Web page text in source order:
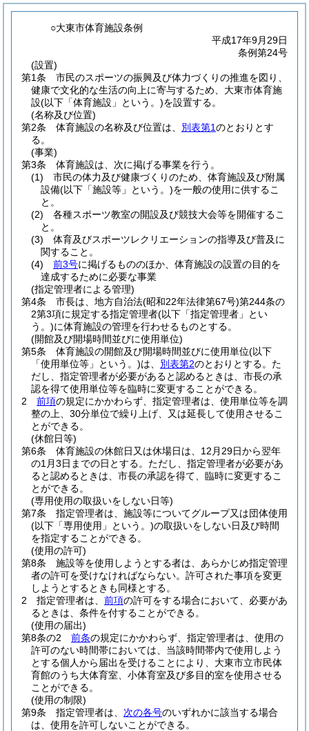
○大東市体育施設条例
平成17年9月29日
条例第24号
(設置)
第1条
市民のスポーツの振興及び体力づくりの推進を図り、
健康で文化的な生活の向上に寄与するため、大東市体育施
設(以下「体育施設」という。)を設置する。
(名称及び位置)
第2条
体育施設の名称及び位置は、 別表第1のとおりとす
る。
(事業)
第3条
体育施設は、次に掲げる事業を行う。
(1)
市民の体力及び健康づくりのため、体育施設及び附属
設備(以下「施設等」という。)を一般の使用に供するこ
と。
(2)
各種スポーツ教室の開設及び競技大会等を開催するこ
と。
(3)
体育及びスポーツレクリエーションの指導及び普及に
関すること。
(4)
前3号に掲げるもののほか、体育施設の設置の目的を
達成するために必要な事業
(指定管理者による管理)
第4条
市長は、地方自治法(昭和22年法律第67号)第244条の
2第3項に規定する指定管理者(以下「指定管理者」とい
う。)に体育施設の管理を行わせるものとする。
(開館及び開場時間並びに使用単位)
第5条
体育施設の開館及び開場時間並びに使用単位(以下
「使用単位等」という。)は、 別表第2のとおりとする。 た
だし、指定管理者が必要があると認めるときは、市長の承
認を得て使用単位等を臨時に変更することができる。
2
前項の規定にかかわらず、指定管理者は、使用単位等を調
整の上、30分単位で繰り上げ、又は延長して使用させるこ
とができる。
(休館日等)
第6条
体育施設の休館日又は休場日は、12月29日から翌年
の1月3日までの日とする。 ただし、指定管理者が必要があ
ると認めるときは、市長の承認を得て、臨時に変更するこ
とができる。
(専用使用の取扱いをしない日等)
第7条
指定管理者は、施設等についてグループ又は団体使用
(以下「専用使用」という。)の取扱いをしない日及び時間
を指定することができる。
(使用の許可)
第8条
施設等を使用しようとする者は、あらかじめ指定管理
者の許可を受けなければならない。 許可された事項を変更
しようとするときも同様とする。
2
指定管理者は、 前項の許可をする場合において、必要があ
るときは、条件を付することができる。
(使用の届出)
第8条の2
前条の規定にかかわらず、指定管理者は、使用の
許可のない時間帯においては、当該時間帯内で使用しよう
とする個人から届出を受けることにより、大東市立市民体
育館のうち大体育室、小体育室及び多目的室を使用させる
ことができる。
(使用の制限)
第9条
指定管理者は、 次の各号のいずれかに該当する場合
は、使用を許可しないことができる。